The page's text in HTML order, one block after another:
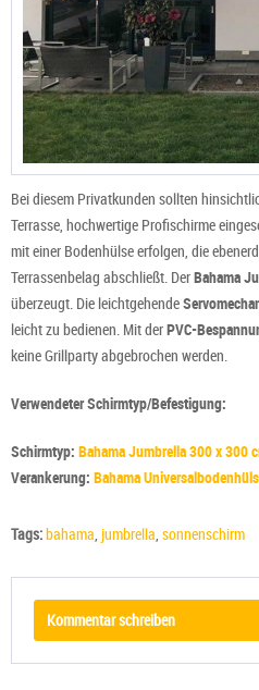
Bei diesem Privatkunden sollten
Terrasse, hochwertige Profischirme
mit einer Bodenhülse erfolgen, die
Terrassenbelag abschließt. DerBahama
überzeugt. Die leichtgehende
leicht zu bedienen. Mit derPVC-
keine Grillparty abgebrochen werden.
Verwendeter Schirmtyp/Befestigung:
Schirmtyp: Bahama Jumbrella 300 x 300
Verankerung: Bahama
Tags:bahama, jumbrella, sonnenschirm
Kommentar schreiben